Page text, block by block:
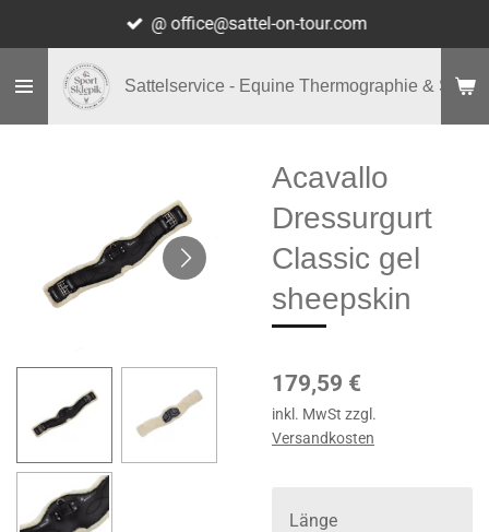
Hauptinhalt
springen
Sattelservice - Equine Thermographie & Shop
@ office@sattel-on-tour.com
Acavallo
Dressurgurt
Classic gel
sheepskin
179,59 €
inkl. MwSt zzgl.
Versandkosten
Länge